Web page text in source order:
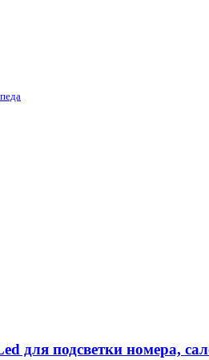
для подсветки номера,